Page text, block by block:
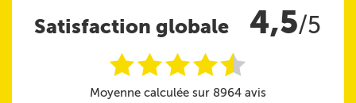
Satisfaction globale 4,5/5
iiiii
@
Moyenne calculée sur 8964 avis